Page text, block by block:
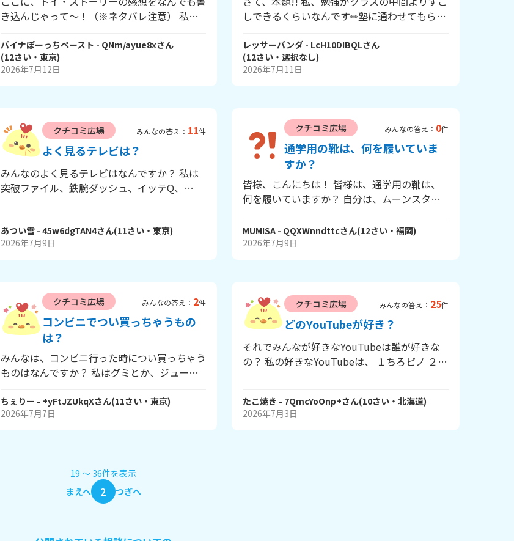
き込んじゃって～！（※ネタバレ注意） 私
名前をつけていた、ということがわかったとこ
ろから、ずっと泣きまくり😭 トイ・ストーリ
ーシアターで観れて、大満足でした～ アトラ
てください！
パイナぽーっちペースト - QNm/ayue8xさん
(12さい・ 東京)
2026年7月12日
しできるくらいなんです✏塾に通わせてもらっ
てないですよね😓💦 なんか悔しい（笑） で、
運動はNO! 友達などは、、私、クラスの4軍く
らいにいるんです😢 虚しいし、悔しいし、な
ーっ💦 お願いします。
レッサーパンダ - LcH10DIBQLさん
(12さい・選択なし)
2026年7月11日
クチコミ広場 みんなの答え： 11件
よく見るテレビは？
みんなのよく見るテレビはなんですか？ 私は
突破ファイル、鉄腕ダッシュ、イッテQ、
あつい雪- 45w6dgTAN4さん(11さい・ 東京)
2026年7月9日
クチコミ広場 みんなの答え： 0件
通学用の靴は、何を履いていま
すか？
皆様、こんにちは！ 皆様は、通学用の靴は、
何を履いていますか？ 自分は、ムーンスタ
格 4840円履いてます。 上記の靴底が減っ
て、今買い替えを考えています。 是非、回答
MUMISA - QQXWnndttcさん(12さい・福岡)
2026年7月9日
クチコミ広場 みんなの答え： 2件
コンビニでつい買っちゃうもの
は？
みんなは、コンビニ行った時につい買っちゃう
ものはなんですか？ 私はグミとか、ジュー
🏪！
ちぇりー - +yFtJZUkqXさん(11さい・ 東京)
2026年7月7日
クチコミ広場 みんなの答え： 25件
どのYouTubeが好き？
それでみんなが好きなYouTubeは誰が好きな
の？ 私の好きなYouTubeは、 １ちろピノ ２ポ
たこ焼き - 7QmcYoOnp+さん(10さい・北海道)
2026年7月3日
19 〜 36件を表示
まえへ
2 つぎへ